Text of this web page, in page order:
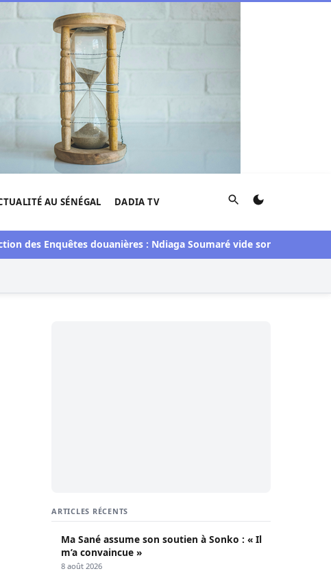
AU SÉNÉGAL DADIA TV Rechercher
Enquêtes douanières : Ndiaga Soumaré vide son sac
ARTICLES RÉCENTS
Ma Sané assume son soutien à Sonko : « Il
m’a convaincue »
8 août 2026